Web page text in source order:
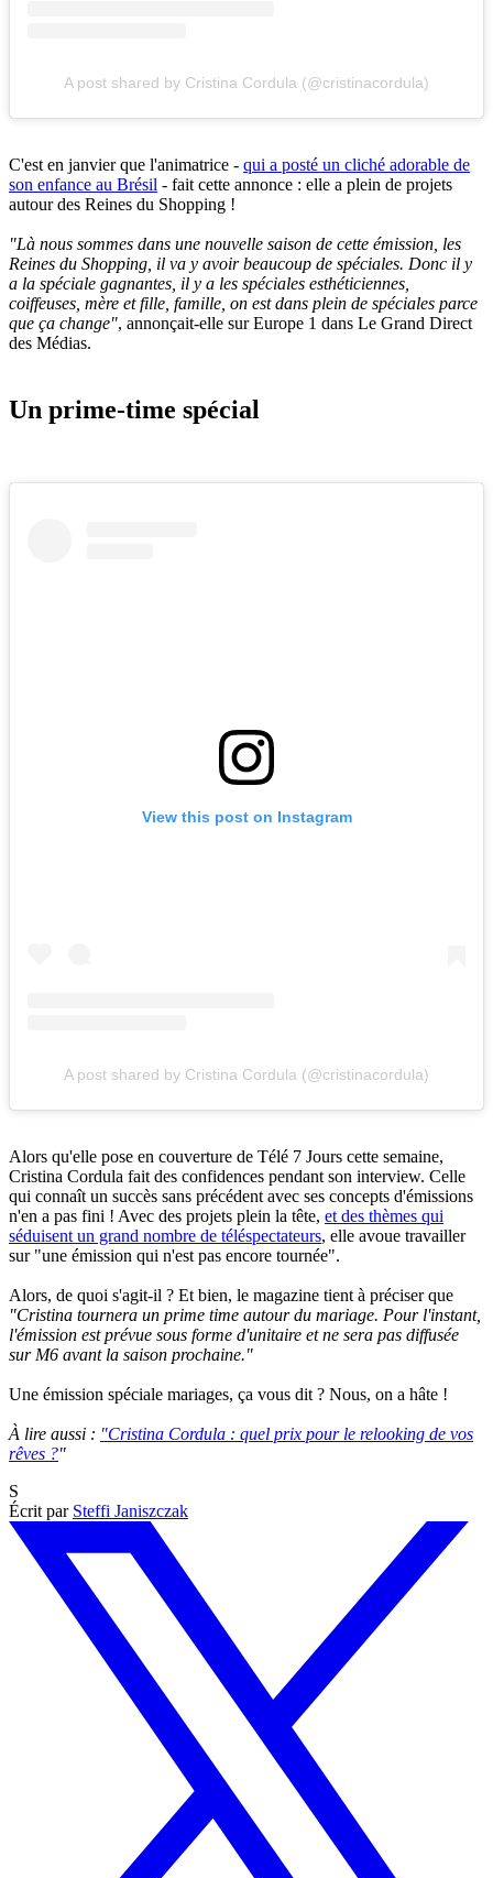
A post shared by Cristina Cordula (@cristinacordula)
C'est en janvier que l'animatrice - qui a posté un cliché adorable de
son enfance au Brésil - fait cette annonce : elle a plein de projets
autour des Reines du Shopping !
"Là nous sommes dans une nouvelle saison de cette émission, les
Reines du Shopping, il va y avoir beaucoup de spéciales. Donc il y
a la spéciale gagnantes, il y a les spéciales esthéticiennes,
coiffeuses, mère et fille, famille, on est dans plein de spéciales parce
que ça change", annonçait-elle sur Europe 1 dans Le Grand Direct
des Médias.
Un prime-time spécial
View this post on Instagram
A post shared by Cristina Cordula (@cristinacordula)
Alors qu'elle pose en couverture de Télé 7 Jours cette semaine,
Cristina Cordula fait des confidences pendant son interview. Celle
qui connaît un succès sans précédent avec ses concepts d'émissions
n'en a pas fini ! Avec des projets plein la tête, et des thèmes qui
séduisent un grand nombre de téléspectateurs, elle avoue travailler
sur "une émission qui n'est pas encore tournée".
Alors, de quoi s'agit-il ? Et bien, le magazine tient à préciser que
"Cristina tournera un prime time autour du mariage. Pour l'instant,
l'émission est prévue sous forme d'unitaire et ne sera pas diffusée
sur M6 avant la saison prochaine."
Une émission spéciale mariages, ça vous dit ? Nous, on a hâte !
À lire aussi : "Cristina Cordula : quel prix pour le relooking de vos
rêves ?"
S
Écrit par Steffi Janiszczak